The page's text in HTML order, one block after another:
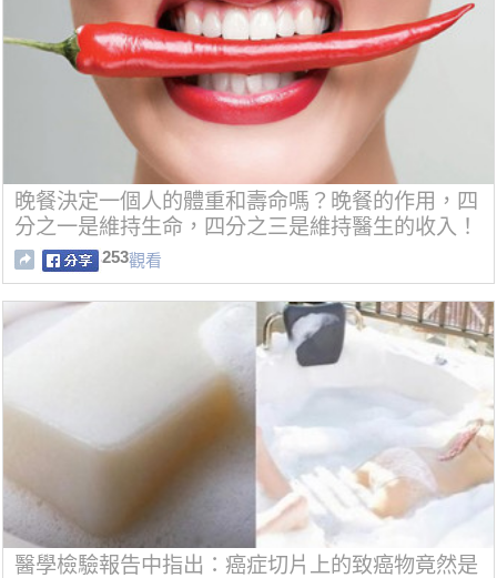
晚餐決定一個人的體重和壽命嗎？晚餐的作用，四
分之一是維持生命，四分之三是維持醫生的收入！
253觀看
醫學檢驗報告中指出：癌症切片上的致癌物竟然是